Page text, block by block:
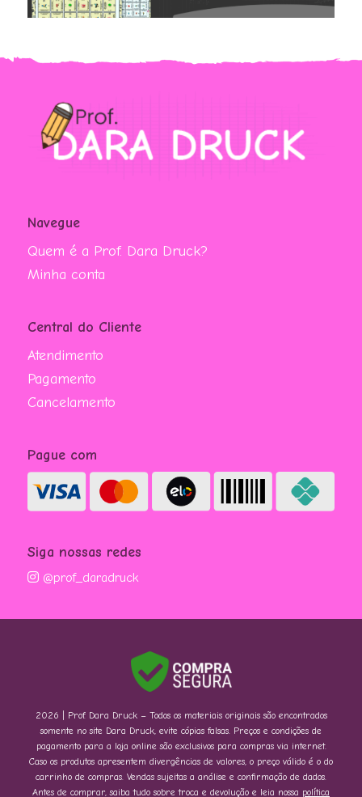
Navegue
Quem é a Prof. Dara Druck?
Minha conta
Central do Cliente
Atendimento
Pagamento
Cancelamento
Pague com
Siga nossas redes
@prof_daradruck
2026 | Prof. Dara Druck – Todos os materiais originais são encontrados
somente no site Dara Druck, evite cópias falsas. Preços e condições de
pagamento para a loja online são exclusivos para compras via internet.
Caso os produtos apresentem divergências de valores, o preço válido é o do
carrinho de compras. Vendas sujeitas a análise e confirmação de dados.
Antes de comprar, saiba tudo sobre troca e devolução e leia nossa política